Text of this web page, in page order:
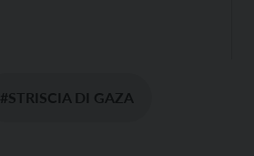
#STRISCIA DI GAZA